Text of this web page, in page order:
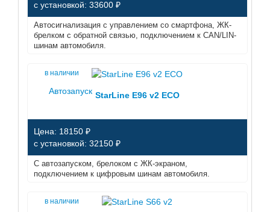
с установкой: 33600 ₽
Автосигнализация с управлением со смартфона, ЖК-
брелком с обратной связью, подключением к CAN/LIN-
шинам автомобиля.
в наличии
Автозапуск StarLine E96 v2 ECO
Цена: 18150 ₽
с установкой: 32150 ₽
С автозапуском, брелоком с ЖК-экраном,
подключением к цифровым шинам автомобиля.
в наличии